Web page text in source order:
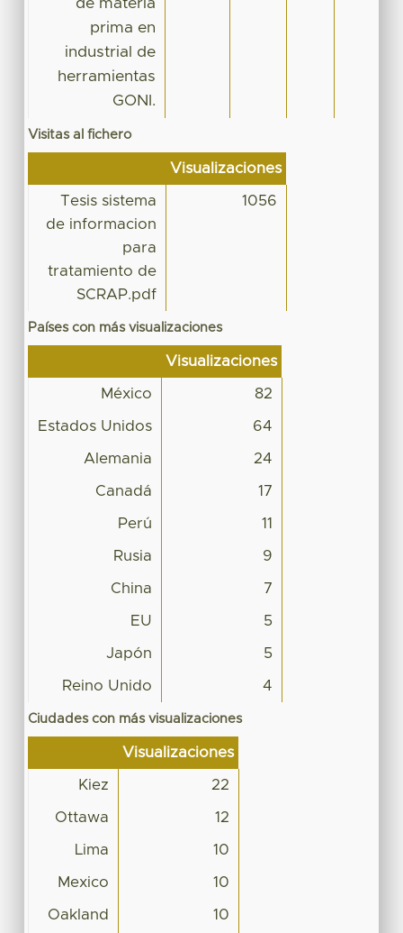
prima en
industrial de
herramientas
GONI.
Visitas al fichero
Visualizaciones
Tesis sistema
de informacion
para
tratamiento de
SCRAP.pdf
1056
Países con más visualizaciones
Visualizaciones
México 82
Estados Unidos 64
Alemania 24
Canadá 17
Perú 11
Rusia 9
China 7
EU 5
Japón 5
Reino Unido 4
Ciudades con más visualizaciones
Visualizaciones
Kiez 22
Ottawa 12
Lima 10
Mexico 10
Oakland 10